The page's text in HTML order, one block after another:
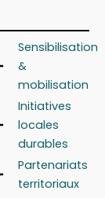
Sensibilisation
&
mobilisation
Initiatives
locales
durables
Partenariats
territoriaux